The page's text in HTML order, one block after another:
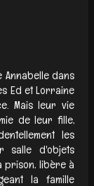
dans
Ed et Lorraine
Mais leur vie
de leur fille,
les
salle d'objets
prison, libère à
la famille